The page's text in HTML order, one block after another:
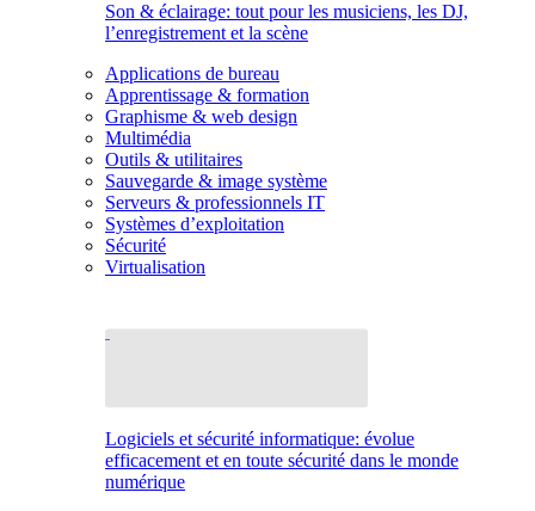
Son & éclairage: tout pour les musiciens, les DJ,
l’enregistrement et la scène
Applications de bureau
Apprentissage & formation
Graphisme & web design
Multimédia
Outils & utilitaires
Sauvegarde & image système
Serveurs & professionnels IT
Systèmes d’exploitation
Sécurité
Virtualisation
Logiciels et sécurité informatique: évolue
efficacement et en toute sécurité dans le monde
numérique